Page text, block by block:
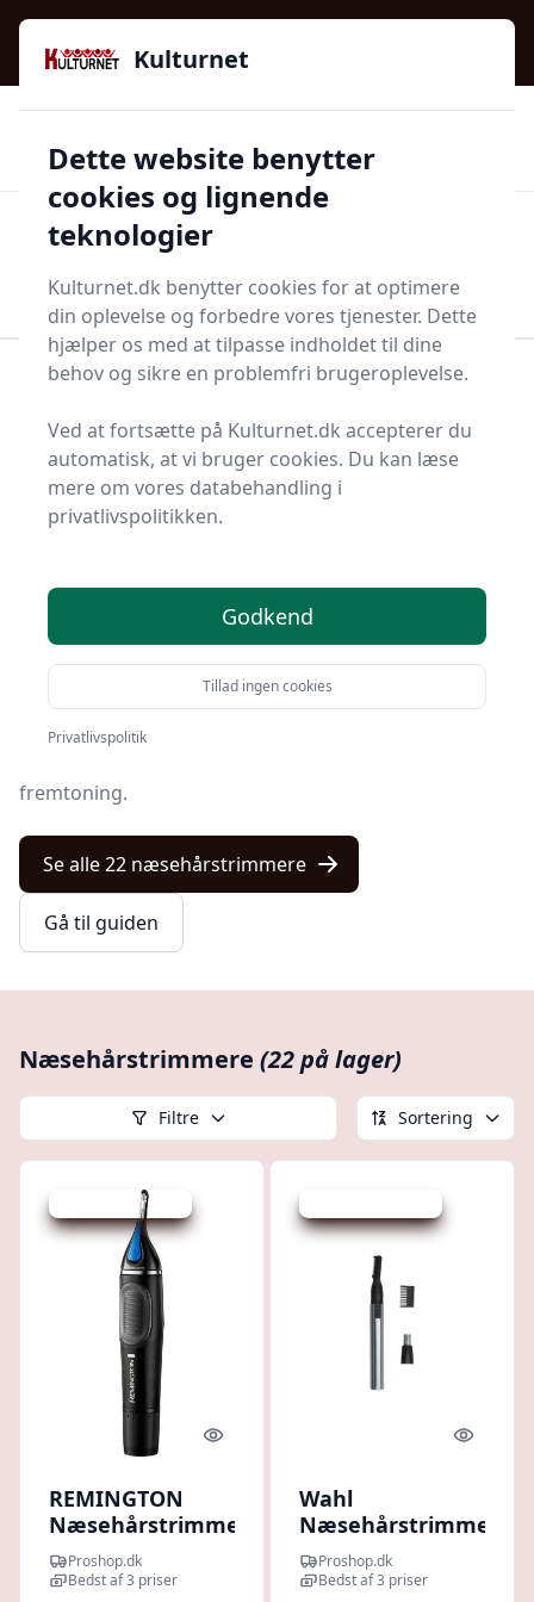
Kulturnet - Alt Det Gode I Livet | Din Kulturguide Siden
2016
97 kategorier 👍Kun godkendte butikker
Start søgning
Husholdning
Sæbe og shampoo
Næsehårstrimmere - 22
på lager
I en verden, hvor korrekt pleje og grooming har fået
stigende betydning, er næsehårstrimmere hurtigt
blevet et essentielt værktøj i manges badeværelse
arsenal.
Disse små, men effektive enheder kan gøre
fremtoning.
Se alle 22 næsehårstrimmere
Gå til guiden
Næsehårstrimmere (22 på lager)
Filtre Sortering
Udsalg - spar 19 %
Quick look
REMINGTON
Næsehårstrimmer
NE3870 Nano
Series
Proshop.dk
Bedst af 3 priser
Quick
Wahl
Næsehårstrimmer
Micro Groomsman
5640-616
Proshop.dk
Bedst af 3 priser
Kulturnet
Dette website benytter
cookies og lignende
teknologier
Kulturnet.dk benytter cookies for at optimere
din oplevelse og forbedre vores tjenester. Dette
hjælper os med at tilpasse indholdet til dine
behov og sikre en problemfri brugeroplevelse.
Ved at fortsætte på Kulturnet.dk accepterer du
automatisk, at vi bruger cookies. Du kan læse
mere om vores databehandling i
privatlivspolitikken.
Godkend
Tillad ingen cookies
Privatlivspolitik